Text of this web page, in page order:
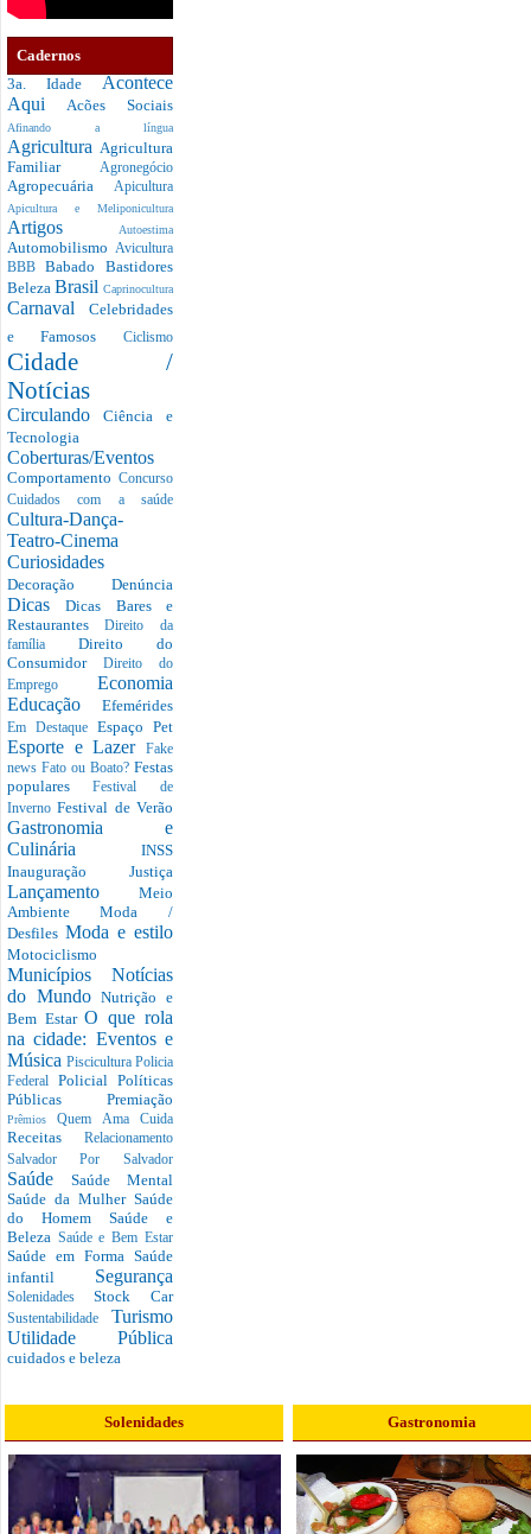
Cadernos
3a. Idade Acontece
Aqui Acões Sociais
Afinando a língua
Agricultura Agricultura
Familiar Agronegócio
Agropecuária Apicultura
Apicultura e Meliponicultura
Artigos Autoestima
Automobilismo Avicultura
BBBBabado Bastidores
Beleza Brasil Caprinocultura
Carnaval Celebridades
e Famosos Ciclismo
Cidade /
Notícias
CirculandoCiência e
Tecnologia
Coberturas/Eventos
Comportamento Concurso
Cuidados com a saúde
Cultura-Dança-
Teatro-Cinema
Curiosidades
Decoração Denúncia
DicasDicas Bares e
RestaurantesDireito da
família Direito do
Consumidor Direito do
Emprego Economia
Educação Efemérides
Em Destaque Espaço Pet
Esporte e Lazer
Fake
news Fato ou Boato? Festas
popularesFestival de
InvernoFestival de Verão
Gastronomia e
Culinária INSS
Inauguração Justiça
Lançamento Meio
AmbienteModa /
Desfiles Moda e estilo
Motociclismo
Municípios Notícias
do MundoNutrição e
Bem EstarO que rola
na cidade: Eventos e
Música Piscicultura Policia
Federal Policial Políticas
Públicas Premiação
PrêmiosQuem Ama Cuida
Receitas Relacionamento
Salvador Por Salvador
Saúde Saúde Mental
Saúde da Mulher Saúde
do Homem Saúde e
Beleza Saúde e Bem Estar
Saúde em Forma Saúde
infantil Segurança
SolenidadesStock Car
Sustentabilidade Turismo
Utilidade Pública
cuidados e beleza
Solenidades Gastronomia